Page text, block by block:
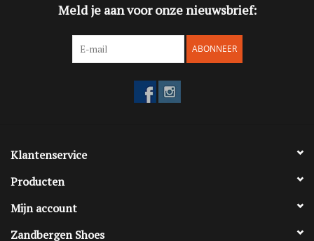
Meld je aan voor onze nieuwsbrief:
ABONNEER
Klantenservice
Producten
Mijn account
Zandbergen Shoes